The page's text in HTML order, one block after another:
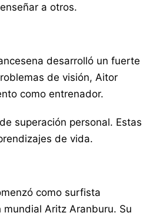
a otros.
desarrolló un fuerte
de visión, Aitor
como entrenador.
superación personal. Estas
de vida.
como surfista
Aritz Aranburu. Su